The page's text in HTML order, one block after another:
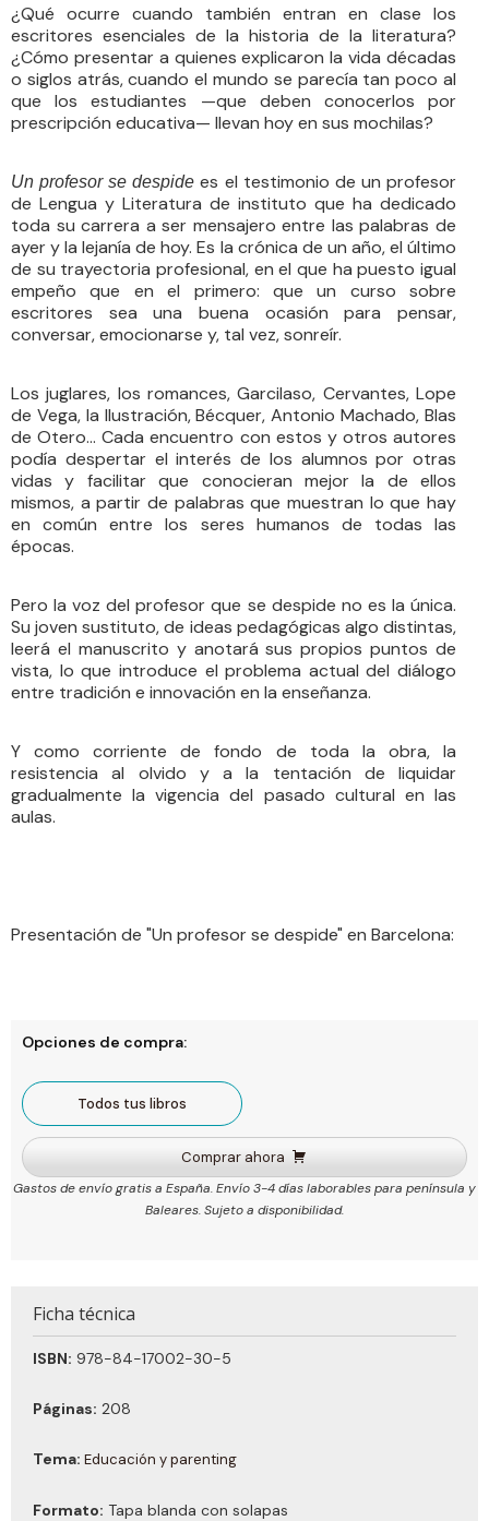
¿Qué ocurre cuando también entran en clase los
escritores esenciales de la historia de la literatura?
¿Cómo presentar a quienes explicaron la vida décadas
o siglos atrás, cuando el mundo se parecía tan poco al
que los estudiantes —que deben conocerlos por
prescripción educativa— llevan hoy en sus mochilas?
Un profesor se despidees el testimonio de un profesor
de Lengua y Literatura de instituto que ha dedicado
toda su carrera a ser mensajero entre las palabras de
ayer y la lejanía de hoy. Es la crónica de un año, el último
de su trayectoria profesional, en el que ha puesto igual
empeño que en el primero: que un curso sobre
escritores sea una buena ocasión para pensar,
conversar, emocionarse y, tal vez, sonreír.
Los juglares, los romances, Garcilaso, Cervantes, Lope
de Vega, la Ilustración, Bécquer, Antonio Machado, Blas
de Otero… Cada encuentro con estos y otros autores
podía despertar el interés de los alumnos por otras
vidas y facilitar que conocieran mejor la de ellos
mismos, a partir de palabras que muestran lo que hay
en común entre los seres humanos de todas las
épocas.
Pero la voz del profesor que se despide no es la única.
Su joven sustituto, de ideas pedagógicas algo distintas,
leerá el manuscrito y anotará sus propios puntos de
vista, lo que introduce el problema actual del diálogo
entre tradición e innovación en la enseñanza.
Y como corriente de fondo de toda la obra, la
resistencia al olvido y a la tentación de liquidar
gradualmente la vigencia del pasado cultural en las
aulas.
Presentación de "Un profesor se despide" en Barcelona:
Opciones de compra:
Todos tus libros
Comprar ahora
Gastos de envío gratis a España. Envío 3-4 días laborables para península y
Baleares. Sujeto a disponibilidad.
Ficha técnica
ISBN: 978-84-17002-30-5
Páginas: 208
Tema: Educación y parenting
Formato: Tapa blanda con solapas